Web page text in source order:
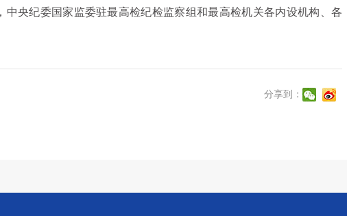
中央纪委国家监委驻最高检纪检监察组和最高检机关各内设机构、各
分享到：